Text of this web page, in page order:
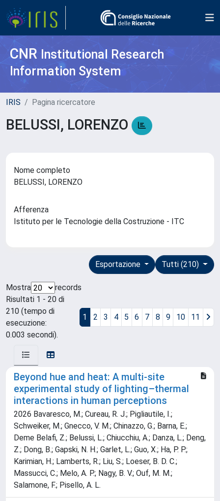
CNR Institutional Research
Information System
IRIS Pagina ricercatore
BELUSSI, LORENZO
Nome completo
BELUSSI, LORENZO
Afferenza
Istituto per le Tecnologie della Costruzione - ITC
Tutti (210)
Esportazione
Mostra
records
Risultati 1 - 20 di
210 (tempo di
esecuzione:
0.003 secondi).
1 2 3 4 5 6 7 8 9 10 11
Beyond hue and heat: A multi-site
experimental study of lighting–thermal
interactions in human perceptions
2026 Bavaresco, M.; Cureau, R. J.; Pigliautile, I.;
Schweiker, M.; Gnecco, V. M.; Chinazzo, G.; Barna, E.;
Deme Belafi, Z.; Belussi, L.; Chiucchiu, A.; Danza, L.; Deng,
Z.; Dong, B.; Gapski, N. H.; Garlet, L.; Guo, X.; Ha, P. P.;
Karimian, H.; Lamberts, R.; Liu, S.; Loeser, B. D. C.;
Massucci, C.; Melo, A. P.; Nagy, B. V.; Ouf, M. M.;
Salamone, F.; Pisello, A. L.